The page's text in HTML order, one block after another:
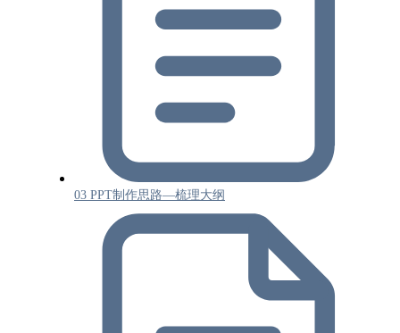
03 PPT制作思路—梳理大纲